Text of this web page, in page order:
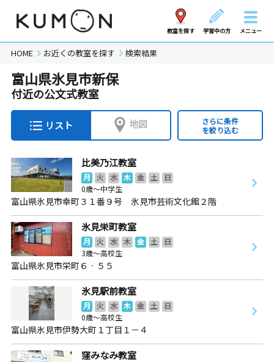
教室を探す 学習中の方 メニュー
HOME お近くの教室を探す 検索結果
富山県氷見市新保
付近の公文式教室
リスト 地図
さらに条件
を絞り込む
比美乃江教室
月 火 水 木 金 土
日
0歳～中学生
富山県氷見市幸町３１番９号 氷見市芸術文化館２階
氷見栄町教室
月 火 水 木 金 土
日
3歳～高校生
富山県氷見市栄町６‐５５
氷見駅前教室
月 火 水 木 金 土
日
0歳～高校生
富山県氷見市伊勢大町１丁目１－４
窪みなみ教室